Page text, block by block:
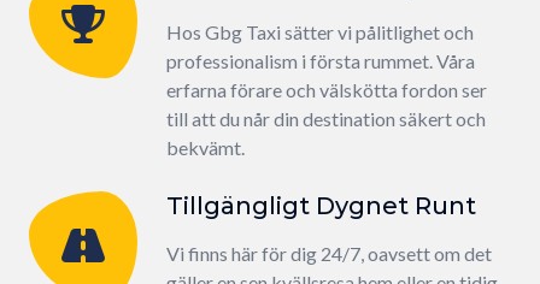
Hos Gbg Taxi sätter vi pålitlighet och
professionalism i första rummet. Våra
erfarna förare och välskötta fordon ser
till att du når din destination säkert och
bekvämt.
Tillgängligt Dygnet Runt
Vi finns här för dig 24/7, oavsett om det